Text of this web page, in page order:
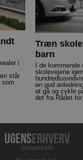
i
står
som
Træn
barn
I de
skolevejene
en god
at gå og cykle
det fra Rådet
Odsgard A/S